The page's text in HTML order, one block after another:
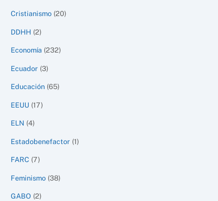
Cristianismo (20)
DDHH (2)
Economía (232)
Ecuador (3)
Educación (65)
EEUU (17)
ELN (4)
Estadobenefactor (1)
FARC (7)
Feminismo (38)
GABO (2)